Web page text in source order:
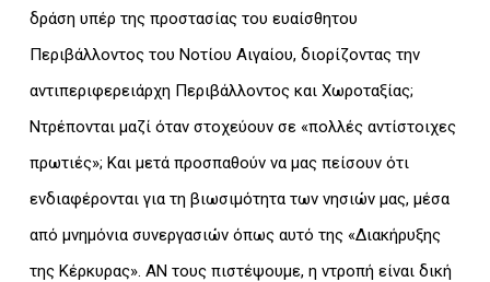
δράση υπέρ της προστασίας του ευαίσθητου
Περιβάλλοντος του Νοτίου Αιγαίου, διορίζοντας την
αντιπεριφερειάρχη Περιβάλλοντος και Χωροταξίας;
Ντρέπονται μαζί όταν στοχεύουν σε «πολλές αντίστοιχες
πρωτιές»; Και μετά προσπαθούν να μας πείσουν ότι
ενδιαφέρονται για τη βιωσιμότητα των νησιών μας, μέσα
από μνημόνια συνεργασιών όπως αυτό της «Διακήρυξης
της Κέρκυρας». ΑΝ τους πιστέψουμε, η ντροπή είναι δική